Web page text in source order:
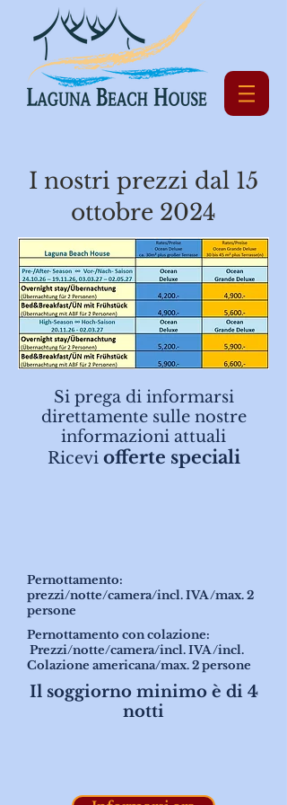
I nostri prezzi dal 15
ottobre 2024
Si prega di informarsi
direttamente sulle nostre
informazioni attuali
Ricevi offerte speciali
Pernottamento:
prezzi/notte/camera/incl. IVA/max. 2
persone
Pernottamento con colazione:
Prezzi/notte/camera/incl. IVA/incl.
Colazione americana/max. 2 persone
Il soggiorno minimo è di 4
notti